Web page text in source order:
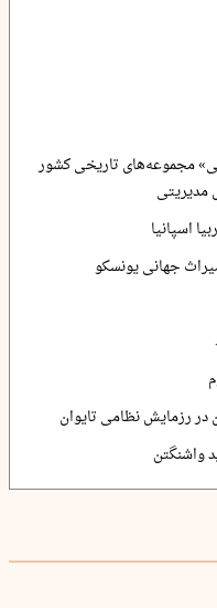
مجموعه‌های تاریخی کشور
مدیریتی
اسپانیا
جهانی یونسکو
رزمایش نظامی تایوان
واشنگتن